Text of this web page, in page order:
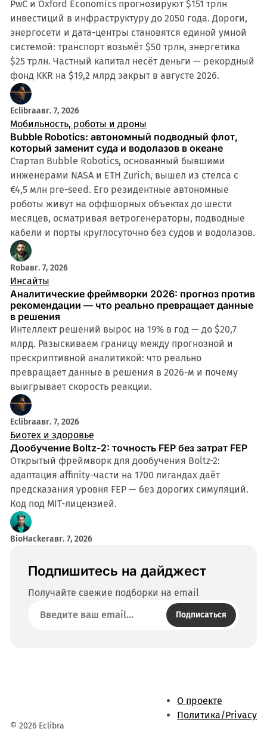
PwC и Oxford Economics прогнозируют $151 трлн
инвестиций в инфраструктуру до 2050 года. Дороги,
энергосети и дата-центры становятся единой умной
системой: транспорт возьмёт $50 трлн, энергетика
$25 трлн. Частный капитал несёт деньги — рекордный
фонд KKR на $19,2 млрд закрыт в августе 2026.
Eclibraавг. 7, 2026
Мобильность, роботы и дроны
Bubble Robotics: автономный подводный флот,
который заменит суда и водолазов в океане
Стартап Bubble Robotics, основанный бывшими
инженерами NASA и ETH Zurich, вышел из стелса с
€4,5 млн pre-seed. Его резидентные автономные
роботы живут на оффшорных объектах до шести
месяцев, осматривая ветрогенераторы, подводные
кабели и порты круглосуточно без судов и водолазов.
Robавг. 7, 2026
Инсайты
Аналитические фреймворки 2026: прогноз против
рекомендации — что реально превращает данные
в решения
Интеллект решений вырос на 19% в год — до $20,7
млрд. Разыскиваем границу между прогнозной и
прескриптивной аналитикой: что реально
превращает данные в решения в 2026-м и почему
выигрывает скорость реакции.
Eclibraавг. 7, 2026
Биотех и здоровье
Дообучение Boltz-2: точность FEP без затрат FEP
Открытый фреймворк для дообучения Boltz-2:
адаптация affinity-части на 1700 лигандах даёт
предсказания уровня FEP — без дорогих симуляций.
Код под MIT-лицензией.
BioHackerавг. 7, 2026
Подпишитесь на дайджест
Получайте свежие подборки на email
Подписаться
© 2026 Eclibra
О проекте
Политика/Privacy